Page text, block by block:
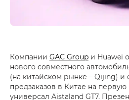
Компании GAC Group и Huawei
нового совместного
(на китайском рынке – Qijing)
предзаказов в Китае на
универсал Aistaland GT7.